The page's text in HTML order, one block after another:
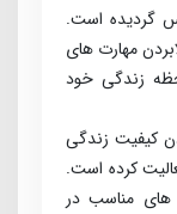
گردیده است.
مهارت های
زندگی خود
کیفیت زندگی
کرده است.
های مناسب در